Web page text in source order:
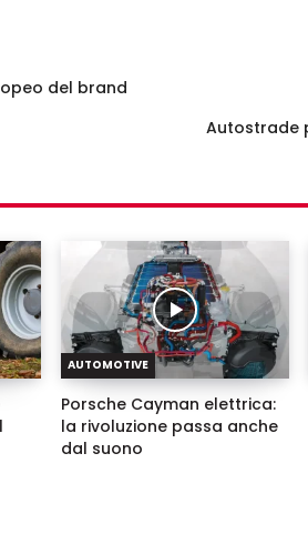
del brand
Autostrade
AUTOMOTIVE
Porsche Cayman elettrica:
la rivoluzione passa anche
dal suono